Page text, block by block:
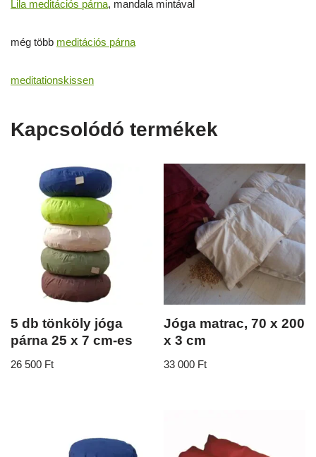
Lila meditációs párna, mandala mintával
még több meditációs párna
meditationskissen
Kapcsolódó termékek
5 db tönköly jóga
párna 25 x 7 cm-es
26 500 Ft
Jóga matrac, 70 x 200
x 3 cm
33 000 Ft